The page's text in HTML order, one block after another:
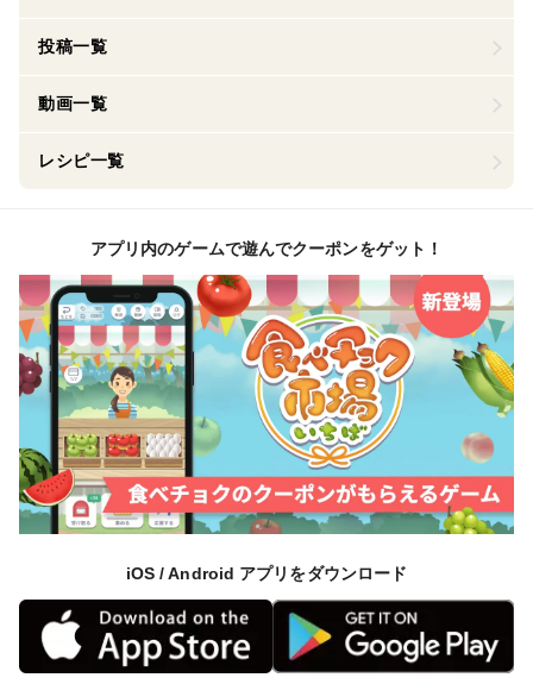
投稿一覧
動画一覧
レシピ一覧
アプリ内のゲームで遊んでクーポンをゲット！
iOS / Android アプリをダウンロード